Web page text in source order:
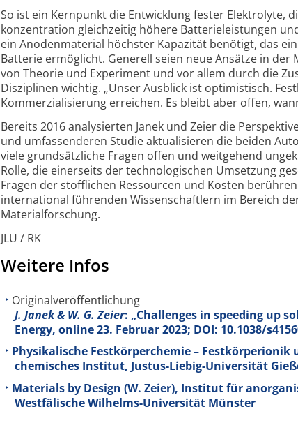
So ist ein Kernpunkt die Entwicklung fester Elektrolyte,
konzentration gleichzeitig höhere Batterie­leistungen
ein Anoden­material höchster Kapazität benötigt, das
Batterie ermöglicht. Generell seien neue Ansätze in
von Theorie und Experiment und vor allem durch die
Disziplinen wichtig. „Unser Ausblick ist optimistisch.
Kommer­ziali­sierung erreichen. Es bleibt aber offen,
Bereits 2016 analysierten Janek und Zeier die
und umfassenderen Studie aktualisieren die beiden
viele grundsätzliche Fragen offen und weitgehend
Rolle, die einerseits der techno­logischen Umsetzung
Fragen der stofflichen Ressourcen und Kosten
international führenden Wissen­schaftlern im Bereich
Material­forschung.
JLU / RK
Weitere Infos
Originalveröffentlichung
J. Janek & W. G. Zeier: „Challenges in speeding up
Energy, online 23. Februar 2023; DOI: 10.1038/
Physikalische Festkörperchemie – Festkörperionik
chemisches Institut, Justus-Liebig-Universität
Materials by Design (W. Zeier), Institut für
Westfälische Wilhelms-Universität Münster